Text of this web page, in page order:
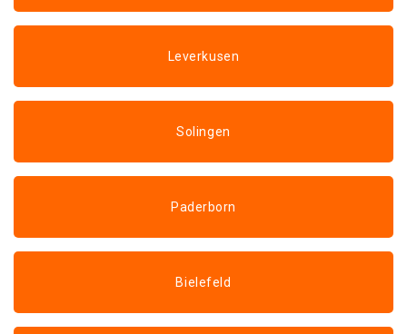
Leverkusen
Solingen
Paderborn
Bielefeld